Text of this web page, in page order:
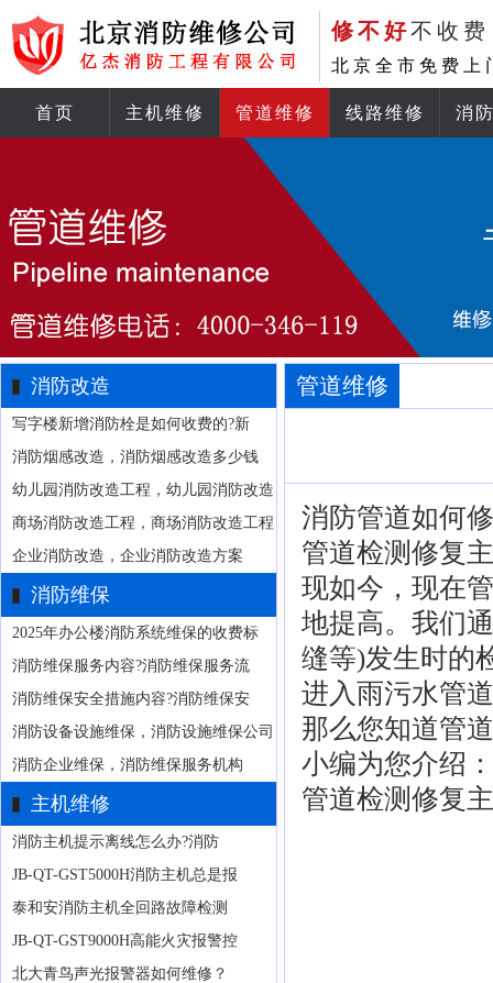
修不好不收费
北京全市免费上
首页 主机维修 管道维修 线路维修 消
消防改造
写字楼新增消防栓是如何收费的?新
消防烟感改造，消防烟感改造多少钱
幼儿园消防改造工程，幼儿园消防改造
商场消防改造工程，商场消防改造工程
企业消防改造，企业消防改造方案
消防维保
2025年办公楼消防系统维保的收费标
消防维保服务内容?消防维保服务流
消防维保安全措施内容?消防维保安
消防设备设施维保，消防设施维保公司
消防企业维保，消防维保服务机构
主机维修
消防主机提示离线怎么办?消防
JB-QT-GST5000H消防主机总是报
泰和安消防主机全回路故障检测
JB-QT-GST9000H高能火灾报警控
北大青鸟声光报警器如何维修？
管道维修
消防管道如何
管道检测修复
现如今，现在
地提高。我们
缝等)发生时的
进入雨污水管
那么您知道管
小编为您介绍：
管道检测修复